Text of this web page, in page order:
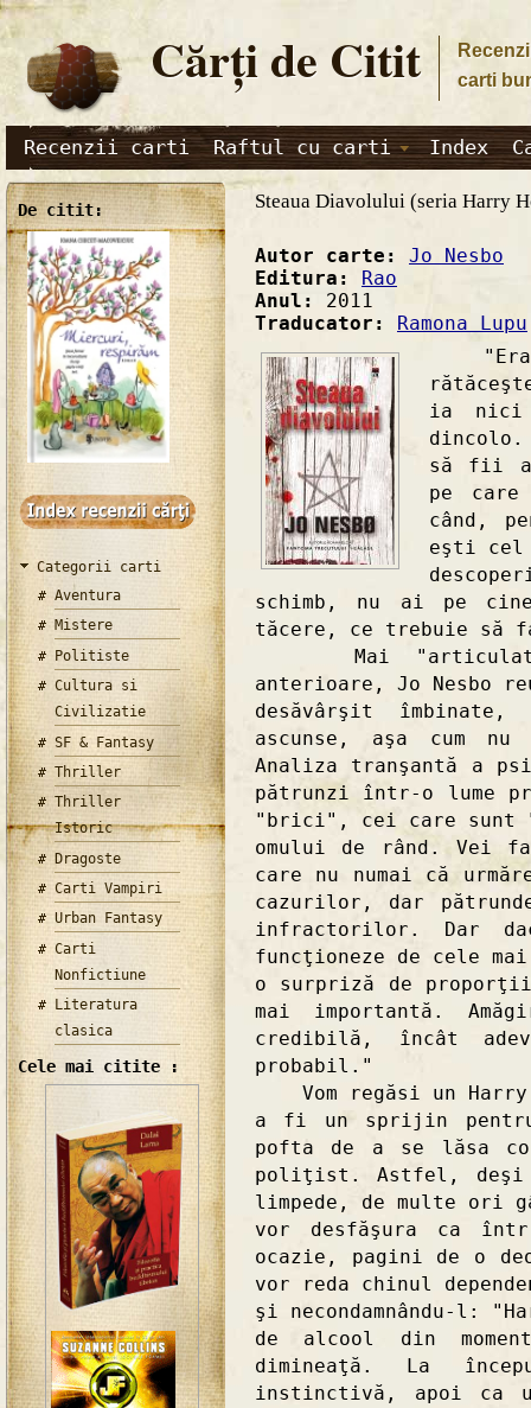
Cărţi de Citit
carti
Recenzii carti Raftul cu carti Index
De citit:
Categorii carti
Aventura
Mistere
Politiste
Cultura si
Civilizatie
SF & Fantasy
Thriller
Thriller
Istoric
Dragoste
Carti Vampiri
Urban Fantasy
Carti
Nonfictiune
Literatura
clasica
Cele mai citite :
Steaua Diavolului (seria Harry
Autor carte: Jo Nesbo
Editura: Rao
Anul: 2011
Traducator: Ramona Lupu
"Era
ia nici
dincolo.
să fii
pe
când,
eşti cel
schimb, nu ai pe
tăcere, ce trebuie să
Mai "articulat"
anterioare, Jo Nesbo
desăvârşit
ascunse, aşa cum
Analiza tranşantă a
pătrunzi într-o lume
"brici", cei care sunt
omului de rând. Vei
care nu numai că
cazurilor, dar
infractorilor. Dar
funcţioneze de cele
o surpriză de
mai importantă.
credibilă, încât
probabil."
Vom regăsi un
a fi un sprijin
pofta de a se lăsa
poliţist. Astfel, deşi
limpede, de multe ori
vor desfăşura ca
ocazie, pagini de o
vor reda chinul
şi necondamnându-l:
de alcool din
dimineaţă. La
instinctivă, apoi ca